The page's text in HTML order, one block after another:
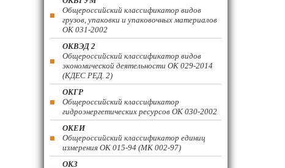
Общероссийский классификатор видов
грузов, упаковки и упаковочных материалов
ОК 031-2002
ОКВЭД 2
Общероссийский классификатор видов
экономической деятельности ОК 029-2014
(КДЕС РЕД. 2)
ОКГР
Общероссийский классификатор
гидроэнергетических ресурсов ОК 030-2002
ОКЕИ
Общероссийский классификатор единиц
измерения ОК 015-94 (МК 002-97)
ОКЗ